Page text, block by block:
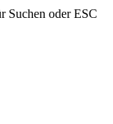
oder ESC